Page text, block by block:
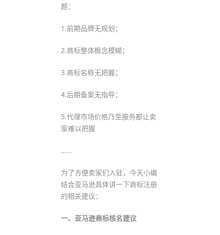
题：
1.前期品牌无规划；
2.商标整体概念模糊；
3.商标名称无把握；
4.后期备案无指导；
5.代理市场价格乃至服务都让卖
家难以把握
……
为了方便卖家们入驻，今天小编
结合亚马逊具体讲一下商标注册
的相关建议：
一、亚马逊商标核名建议